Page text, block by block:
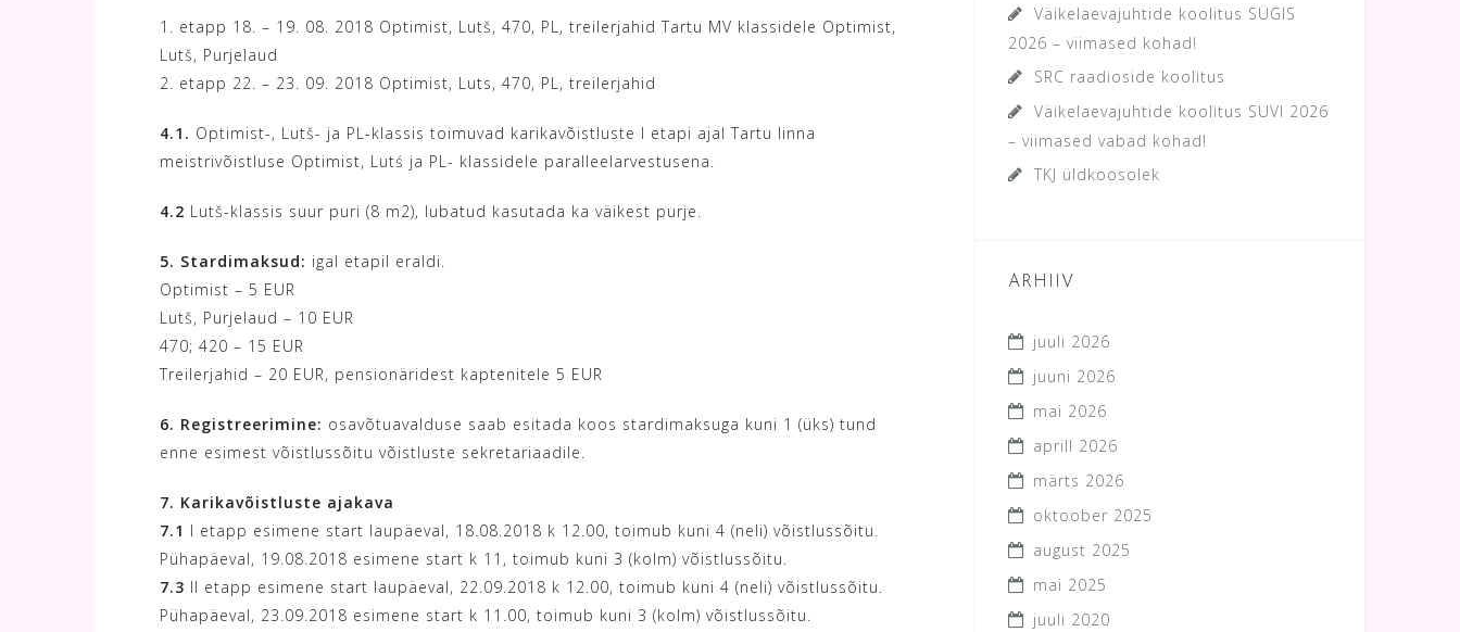
1. etapp 18. – 19. 08. 2018 Optimist, Lutš, 470, PL, treilerjahid Tartu MV klassidele Optimist,
Lutš, Purjelaud
2. etapp 22. – 23. 09. 2018 Optimist, Luts, 470, PL, treilerjahid
4.1. Optimist-, Lutš- ja PL-klassis toimuvad karikavõistluste I etapi ajal Tartu linna
meistrivõistluse Optimist, Lutś ja PL- klassidele paralleelarvestusena.
4.2 Lutš-klassis suur puri (8 m2), lubatud kasutada ka väikest purje.
5. Stardimaksud: igal etapil eraldi.
Optimist – 5 EUR
Lutš, Purjelaud – 10 EUR
470; 420 – 15 EUR
Treilerjahid – 20 EUR, pensionäridest kaptenitele 5 EUR
6. Registreerimine: osavõtuavalduse saab esitada koos stardimaksuga kuni 1 (üks) tund
enne esimest võistlussõitu võistluste sekretariaadile.
7. Karikavõistluste ajakava
7.1 I etapp esimene start laupäeval, 18.08.2018 k 12.00, toimub kuni 4 (neli) võistlussõitu.
Pühapäeval, 19.08.2018 esimene start k 11, toimub kuni 3 (kolm) võistlussõitu.
7.3 II etapp esimene start laupäeval, 22.09.2018 k 12.00, toimub kuni 4 (neli) võistlussõitu.
Pühapäeval, 23.09.2018 esimene start k 11.00, toimub kuni 3 (kolm) võistlussõitu.
Väikelaevajuhtide koolitus SÜGIS
2026 – viimased kohad!
SRC raadioside koolitus
Väikelaevajuhtide koolitus SUVI 2026
– viimased vabad kohad!
TKJ üldkoosolek
ARHIIV
juuli 2026
juuni 2026
mai 2026
aprill 2026
märts 2026
oktoober 2025
august 2025
mai 2025
juuli 2020